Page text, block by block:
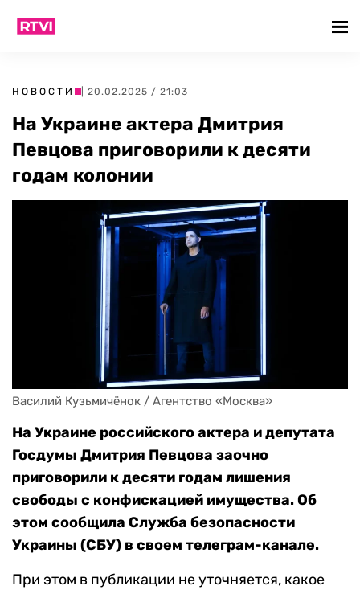
НОВОСТИ | 20.02.2025 / 21:03
На Украине актера Дмитрия
Певцова приговорили к десяти
годам колонии
Василий Кузьмичёнок / Агентство «Москва»
На Украине российского актера и депутата
Госдумы Дмитрия Певцова заочно
приговорили к десяти годам лишения
свободы с конфискацией имущества. Об
этом сообщила Служба безопасности
Украины (СБУ) в своем телеграм-канале.
При этом в публикации не уточняется, какое